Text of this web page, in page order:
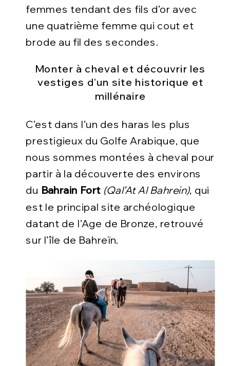
femmes tendant des fils d’or avec
une quatrième femme qui cout et
brode au fil des secondes.
Monter à cheval et découvrir les
vestiges d’un site historique et
millénaire
C’est dans l’un des haras les plus
prestigieux du Golfe Arabique, que
nous sommes montées à cheval pour
partir à la découverte des environs
du Bahrain Fort (Qal’At Al Bahrein), qui
est le principal site archéologique
datant de l’Age de Bronze, retrouvé
sur l’île de Bahreïn.